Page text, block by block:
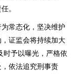
。
常态化，坚决维护
证监会将持续加大
时予以曝光，严格依
依法追究刑事责